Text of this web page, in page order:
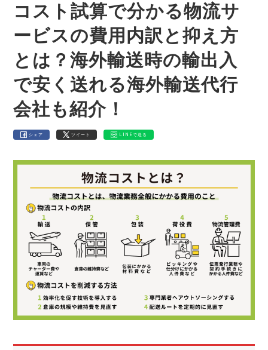
コスト試算で分かる物流サ
ービスの費用内訳と抑え方
とは？海外輸送時の輸出入
で安く送れる海外輸送代行
会社も紹介！
シェア ツイート LINEで送る